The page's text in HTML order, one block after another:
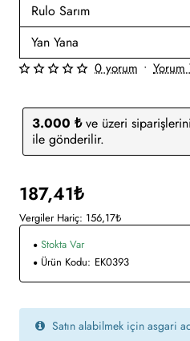
Rulo Sarım
Yan Yana
3.000 ₺ve üzeri
ile gönderilir.
0 yorum • Yorum
187,41₺
Vergiler Hariç: 156,17₺
Stokta Var
Ürün Kodu: EK0393
Satın alabilmek için asgari